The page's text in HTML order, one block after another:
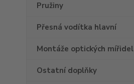
Pružiny
Přesná vodítka hlavní
Montáže optických mířidel
Ostatní doplňky